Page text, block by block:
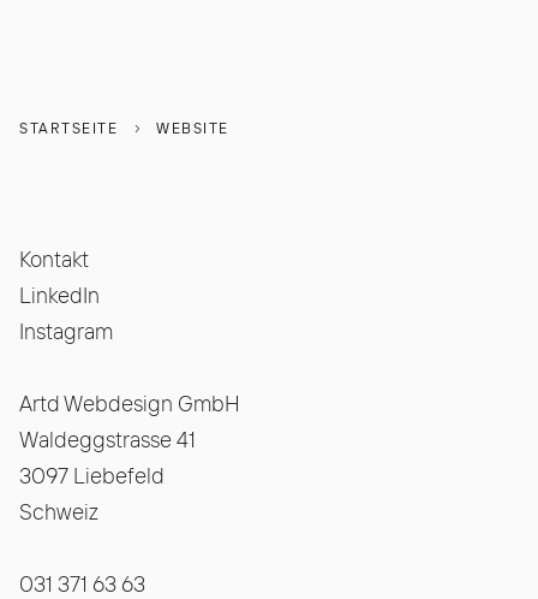
STARTSEITE WEBSITE
Kontakt
LinkedIn
Instagram
Artd Webdesign GmbH
Waldeggstrasse 41
3097 Liebefeld
Schweiz
031 371 63 63